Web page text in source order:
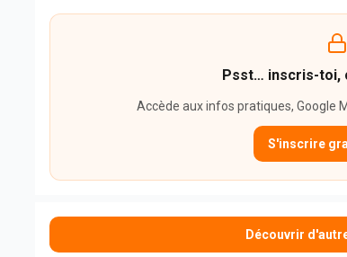
Psst… inscris-toi,
Accède aux infos pratiques, Google
S'inscrire
Découvrir